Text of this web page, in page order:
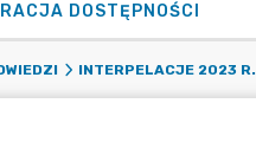
DOSTĘPNOŚCI
INTERPELACJE 2023 R.